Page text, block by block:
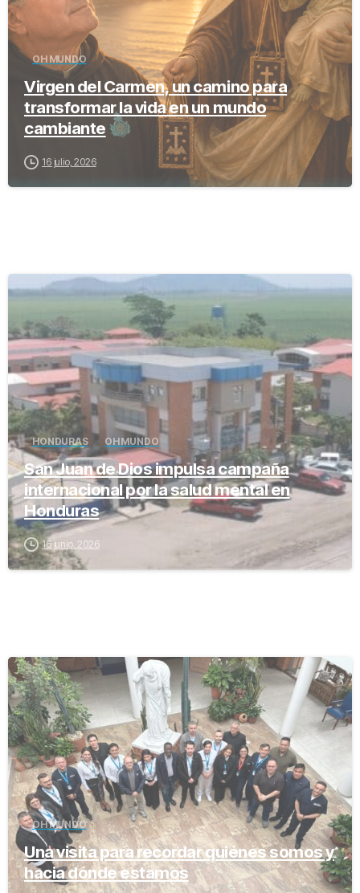
OH MUNDO
Virgen del Carmen, un camino para
transformar la vida en un mundo
cambiante
16 julio, 2026
HONDURAS OH MUNDO
San Juan de Dios impulsa campaña
internacional por la salud mental en
Honduras
16 junio, 2026
-
OH MUNDO
Una visita para recordar quiénes somos y
hacia dónde estamos